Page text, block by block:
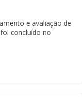
e avaliação de
concluído no